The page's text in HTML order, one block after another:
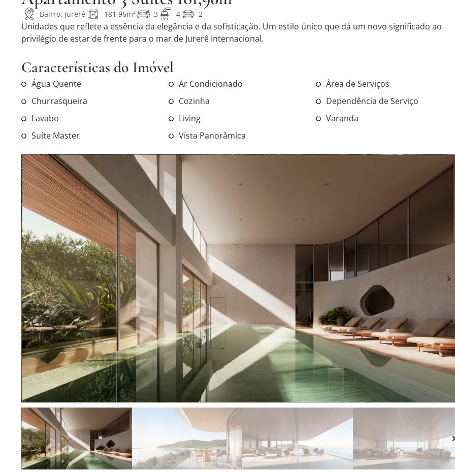
Bairro: Jurerê 181,96m² 3 4 2
Unidades que reflete a essência da elegância e da sofisticação. Um estilo único que dá um novo significado ao
privilégio de estar de frente para o mar de Jurerê Internacional.
Características do Imóvel
Água Quente Ar Condicionado
Área de Serviços
Churrasqueira
Cozinha
Dependência de Serviço
Lavabo
Living
Varanda
Suíte Master
Vista Panorâmica